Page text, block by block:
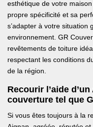
esthétique de votre
propre spécificité et sa
s’adapter à votre situation
environnement. GR
revêtements de toiture
respectant les conditions
de la région.
Recourir l’aide
couverture tel que
Si vous êtes toujours à la